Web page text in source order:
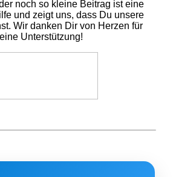
noch so kleine Beitrag ist eine
und zeigt uns, dass Du unsere
Wir danken Dir von Herzen für
Unterstützung!